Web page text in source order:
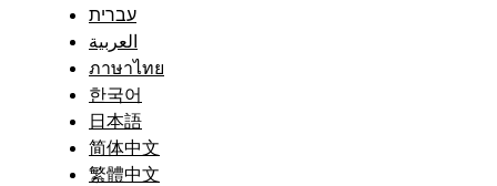
עברית
العربية
ภาษาไทย
한국어
日本語
简体中文
繁體中文